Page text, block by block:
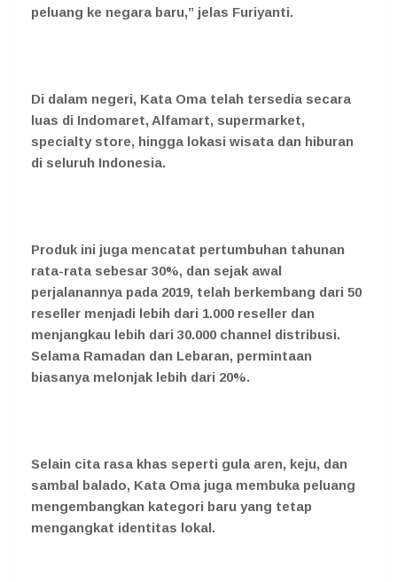
peluang ke negara baru,” jelas Furiyanti.
Di dalam negeri, Kata Oma telah tersedia secara
luas di Indomaret, Alfamart, supermarket,
specialty store, hingga lokasi wisata dan hiburan
di seluruh Indonesia.
Produk ini juga mencatat pertumbuhan tahunan
rata-rata sebesar 30%, dan sejak awal
perjalanannya pada 2019, telah berkembang dari 50
reseller menjadi lebih dari 1.000 reseller dan
menjangkau lebih dari 30.000 channel distribusi.
Selama Ramadan dan Lebaran, permintaan
biasanya melonjak lebih dari 20%.
Selain cita rasa khas seperti gula aren, keju, dan
sambal balado, Kata Oma juga membuka peluang
mengembangkan kategori baru yang tetap
mengangkat identitas lokal.